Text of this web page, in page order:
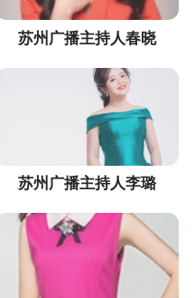
苏州广播主持人春晓
苏州广播主持人李璐